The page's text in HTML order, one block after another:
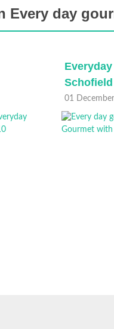
Every day
Schofield
01